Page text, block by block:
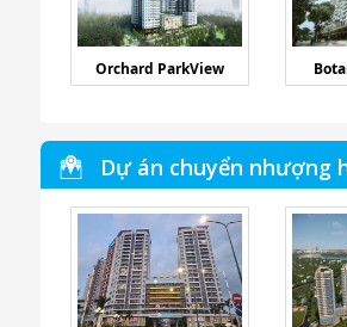
Orchard ParkView
Dự án chuyển nhượng